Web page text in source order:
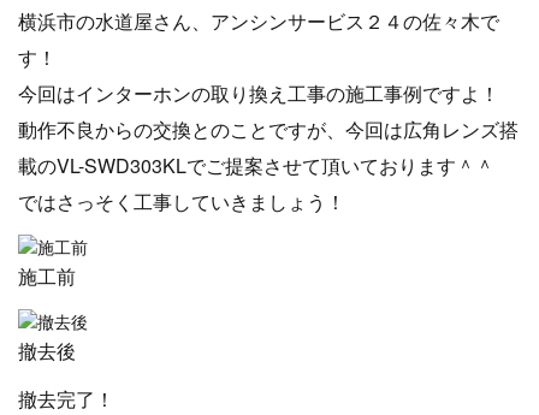
横浜市の水道屋さん、アンシンサービス２４の佐々木で
す！
今回はインターホンの取り換え工事の施工事例ですよ！
動作不良からの交換とのことですが、今回は広角レンズ搭
載のVL-SWD303KLでご提案させて頂いております＾＾
ではさっそく工事していきましょう！
施工前
撤去後
撤去完了！